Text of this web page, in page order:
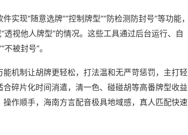
实现“随意选牌”“控制牌型”“防检测防封号”等功能，
透视他人牌型”的情况。这些工具通过后台运行、自
被封号”。
机制让胡牌更轻松，打法温和无严苛惩罚，主打轻
碎片化时间消遣，清一色、碰碰胡等高番牌型收益
作顺手，海南方言配音极具地域感，真人匹配快速